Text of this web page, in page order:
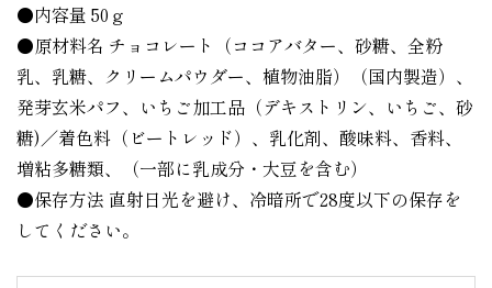
●内容量 50ｇ
●原材料名 チョコレート（ココアバター、砂糖、全粉
乳、乳糖、クリームパウダー、植物油脂）（国内製造）、
発芽玄米パフ、いちご加工品（デキストリン、いちご、砂
糖)／着色料（ビートレッド）、乳化剤、酸味料、香料、
増粘多糖類、（一部に乳成分・大豆を含む）
●保存方法 直射日光を避け、冷暗所で28度以下の保存を
してください。